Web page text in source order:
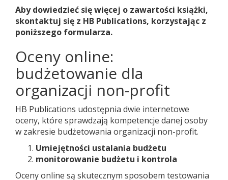
Aby dowiedzieć się więcej o zawartości książki,
skontaktuj się z HB Publications, korzystając z
poniższego formularza.
Oceny online:
budżetowanie dla
organizacji non-profit
HB Publications udostępnia dwie internetowe
oceny, które sprawdzają kompetencje danej osoby
w zakresie budżetowania organizacji non-profit.
Umiejętności ustalania budżetu
monitorowanie budżetu i kontrola
Oceny online są skutecznym sposobem testowania